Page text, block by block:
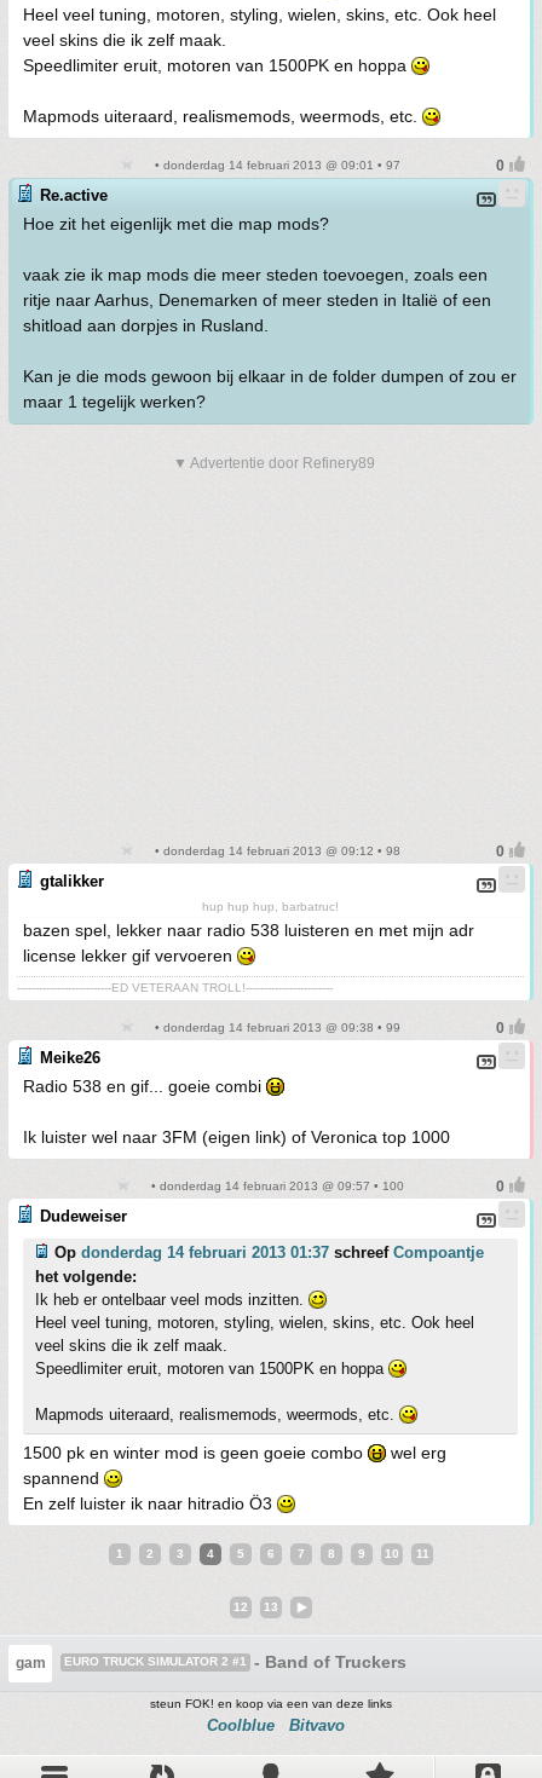
Heel veel tuning, motoren, styling, wielen, skins, etc. Ook heel
veel skins die ik zelf maak.
Speedlimiter eruit, motoren van 1500PK en hoppa
Mapmods uiteraard, realismemods, weermods, etc.
• donderdag 14 februari 2013 @ 09:01 • 97
Re.active
Hoe zit het eigenlijk met die map mods?
vaak zie ik map mods die meer steden toevoegen, zoals een
ritje naar Aarhus, Denemarken of meer steden in Italië of een
shitload aan dorpjes in Rusland.
Kan je die mods gewoon bij elkaar in de folder dumpen of zou er
maar 1 tegelijk werken?
▼ Advertentie door Refinery89
• donderdag 14 februari 2013 @ 09:12 • 98
gtalikker
hup hup hup, barbatruc!
bazen spel, lekker naar radio 538 luisteren en met mijn adr
license lekker gif vervoeren
--------------------------ED VETERAAN TROLL!------------------------
• donderdag 14 februari 2013 @ 09:38 • 99
Meike26
Radio 538 en gif... goeie combi
Ik luister wel naar 3FM (eigen link) of Veronica top 1000
• donderdag 14 februari 2013 @ 09:57 • 100
Dudeweiser
Op donderdag 14 februari 2013 01:37 schreef Compoantje
het volgende:
Ik heb er ontelbaar veel mods inzitten.
Heel veel tuning, motoren, styling, wielen, skins, etc. Ook heel
veel skins die ik zelf maak.
Speedlimiter eruit, motoren van 1500PK en hoppa
Mapmods uiteraard, realismemods, weermods, etc.
1500 pk en winter mod is geen goeie combo
wel erg
spannend
En zelf luister ik naar hitradio Ö3
1 2 3 4 5 6 7 8 9 10 11
12 13
gam EURO TRUCK SIMULATOR 2 #1 - Band of Truckers
steun FOK! en koop via een van deze links
Coolblue Bitvavo